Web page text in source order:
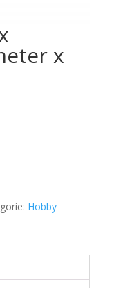
x
Hobby